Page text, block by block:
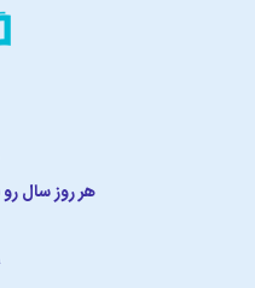
هر روز سال